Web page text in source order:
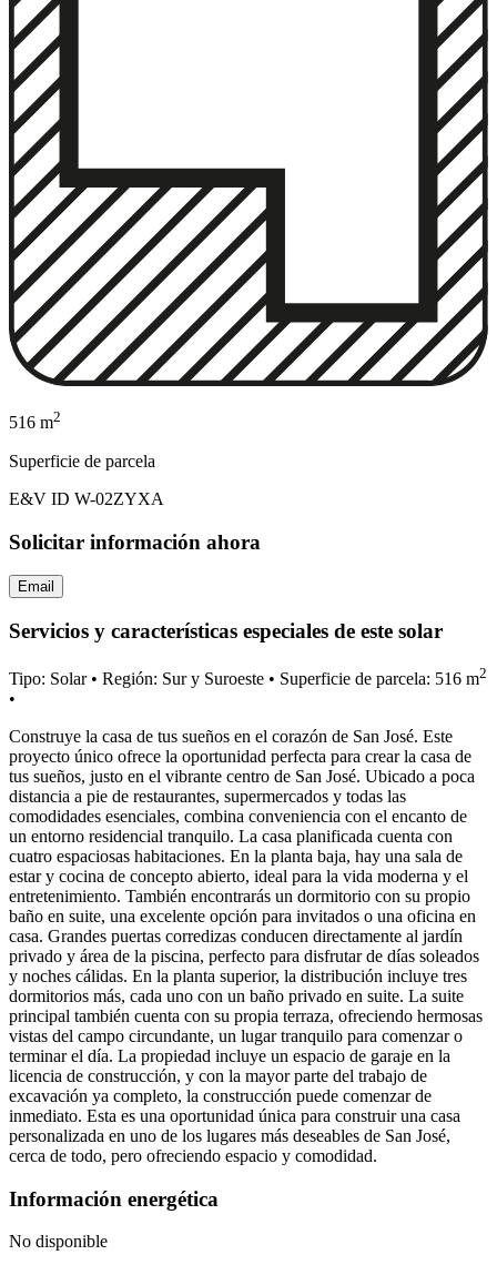
516 m2
Superficie de parcela
E&V ID W-02ZYXA
Solicitar información ahora
Email
Servicios y características especiales de este solar
Tipo: Solar• Región: Sur y Suroeste • Superficie de parcela: 516 m2
•
Construye la casa de tus sueños en el corazón de San José. Este
proyecto único ofrece la oportunidad perfecta para crear la casa de
tus sueños, justo en el vibrante centro de San José. Ubicado a poca
distancia a pie de restaurantes, supermercados y todas las
comodidades esenciales, combina conveniencia con el encanto de
un entorno residencial tranquilo. La casa planificada cuenta con
cuatro espaciosas habitaciones. En la planta baja, hay una sala de
estar y cocina de concepto abierto, ideal para la vida moderna y el
entretenimiento. También encontrarás un dormitorio con su propio
baño en suite, una excelente opción para invitados o una oficina en
casa. Grandes puertas corredizas conducen directamente al jardín
privado y área de la piscina, perfecto para disfrutar de días soleados
y noches cálidas. En la planta superior, la distribución incluye tres
dormitorios más, cada uno con un baño privado en suite. La suite
principal también cuenta con su propia terraza, ofreciendo hermosas
vistas del campo circundante, un lugar tranquilo para comenzar o
terminar el día. La propiedad incluye un espacio de garaje en la
licencia de construcción, y con la mayor parte del trabajo de
excavación ya completo, la construcción puede comenzar de
inmediato. Esta es una oportunidad única para construir una casa
personalizada en uno de los lugares más deseables de San José,
cerca de todo, pero ofreciendo espacio y comodidad.
Información energética
No disponible